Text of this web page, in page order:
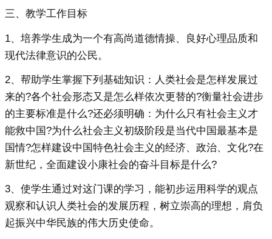
三、教学工作目标
1、培养学生成为一个有高尚道德情操、良好心理品质和
现代法律意识的公民。
2、帮助学生掌握下列基础知识：人类社会是怎样发展过
来的?各个社会形态又是怎么样依次更替的?衡量社会进步
的主要标准是什么?还必须明确：为什么只有社会主义才
能救中国?为什么社会主义初级阶段是当代中国最基本是
国情?怎样建设中国特色社会主义的经济、政治、文化?在
新世纪，全面建设小康社会的奋斗目标是什么?
3、使学生通过对这门课的学习，能初步运用科学的观点
观察和认识人类社会的发展历程，树立崇高的理想，肩负
起振兴中华民族的伟大历史使命。